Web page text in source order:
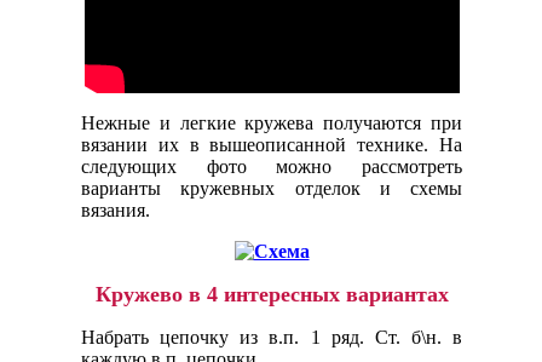
Нежные и легкие кружева получаются при
вязании их в вышеописанной технике. На
следующих фото можно рассмотреть
варианты кружевных отделок и схемы
вязания.
Кружево в 4 интересных вариантах
Набрать цепочку из в.п. 1 ряд. Ст. б\н. в